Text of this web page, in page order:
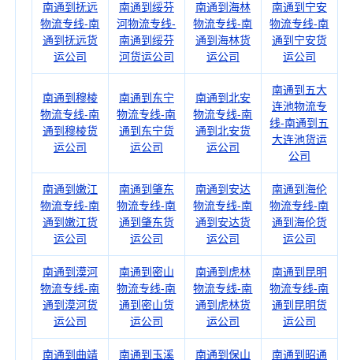
南通到抚远
物流专线-南
通到抚远货
运公司
南通到绥芬
河物流专线-
南通到绥芬
河货运公司
南通到海林
物流专线-南
通到海林货
运公司
南通到宁安
物流专线-南
通到宁安货
运公司
南通到穆棱
物流专线-南
通到穆棱货
运公司
南通到东宁
物流专线-南
通到东宁货
运公司
南通到北安
物流专线-南
通到北安货
运公司
南通到五大
连池物流专
线-南通到五
大连池货运
公司
南通到嫩江
物流专线-南
通到嫩江货
运公司
南通到肇东
物流专线-南
通到肇东货
运公司
南通到安达
物流专线-南
通到安达货
运公司
南通到海伦
物流专线-南
通到海伦货
运公司
南通到漠河
物流专线-南
通到漠河货
运公司
南通到密山
物流专线-南
通到密山货
运公司
南通到虎林
物流专线-南
通到虎林货
运公司
南通到昆明
物流专线-南
通到昆明货
运公司
南通到曲靖
南通到玉溪
南通到保山
南通到昭通